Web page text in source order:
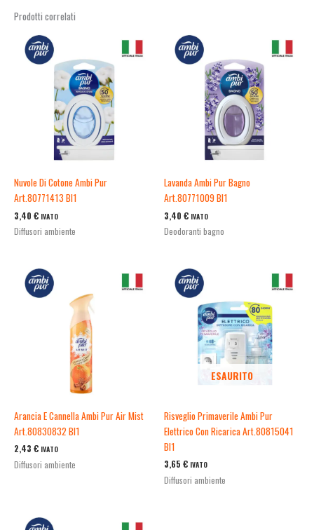
Prodotti correlati
Nuvole Di Cotone Ambi Pur
Art.80771413 Bl1
3,40 € IVATO
Diffusori ambiente
Lavanda Ambi Pur Bagno
Art.80771009 Bl1
3,40 € IVATO
Deodoranti bagno
Arancia E Cannella Ambi Pur Air Mist
Art.80830832 Bl1
2,43 € IVATO
Diffusori ambiente
ESAURITO
Risveglio Primaverile Ambi Pur
Elettrico Con Ricarica Art.80815041
Bl1
3,65 € IVATO
Diffusori ambiente